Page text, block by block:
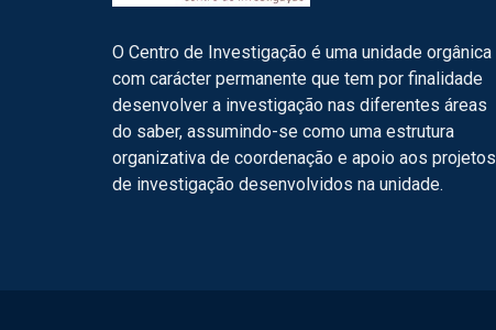
O Centro de Investigação é uma unidade orgânica
com carácter permanente que tem por finalidade
desenvolver a investigação nas diferentes áreas
do saber, assumindo-se como uma estrutura
organizativa de coordenação e apoio aos projetos
de investigação desenvolvidos na unidade.